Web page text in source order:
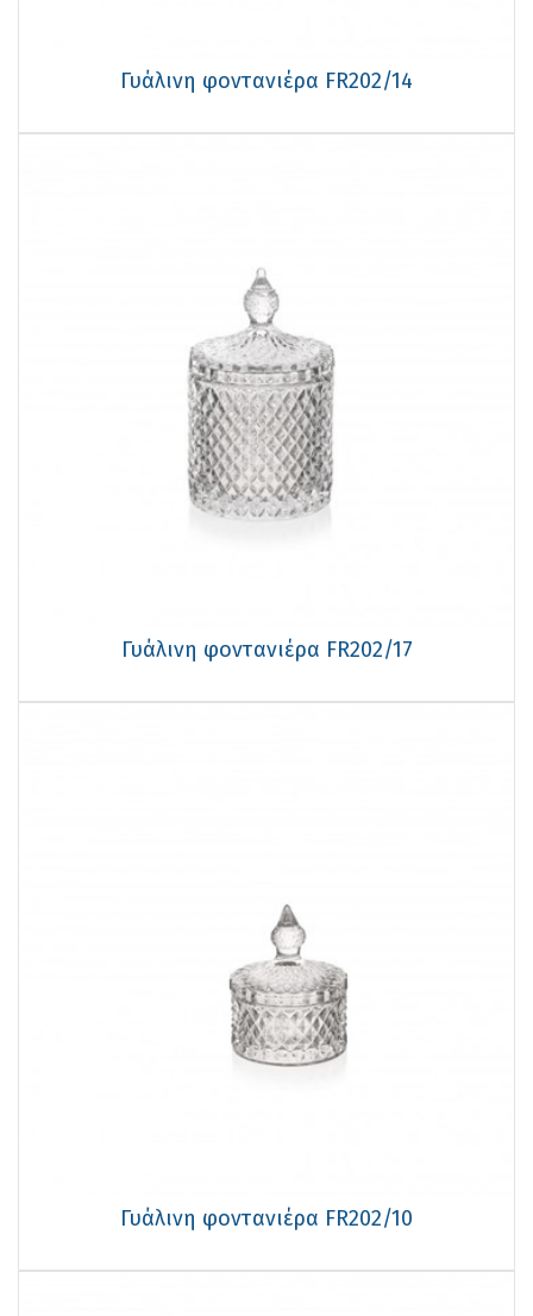
Γυάλινη φοντανιέρα FR202/14
Γυάλινη φοντανιέρα FR202/17
Γυάλινη φοντανιέρα FR202/10